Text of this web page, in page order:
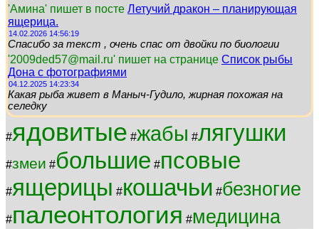
'Амина' пишет в посте Летучий дракон – планирующая
ящерица.
14.02.2026 14:56:19
Спасибо за текст , очень спас от двойки по биологии
'2009ded57@mail.ru' пишет на странице Список рыбы
Дона с фотографиями
04.12.2025 14:23:34
Какая рыба живет в Маныч-Гудило, жирная похожая на
селедку
#ядовитые #жабы #лягушки
#змеи #большие #псовые
#ящерицы #кошачьи #безногие
#палеонтология #медицина